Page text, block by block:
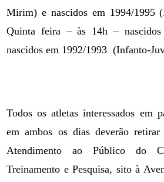
Mirim) e nascidos em 1994/1995
Quinta feira – às 14h –
nascidos em 1992/1993 (Infanto-
Todos os atletas interessados em
em ambos os dias deverão
Atendimento ao Público do
Treinamento e Pesquisa, sito à